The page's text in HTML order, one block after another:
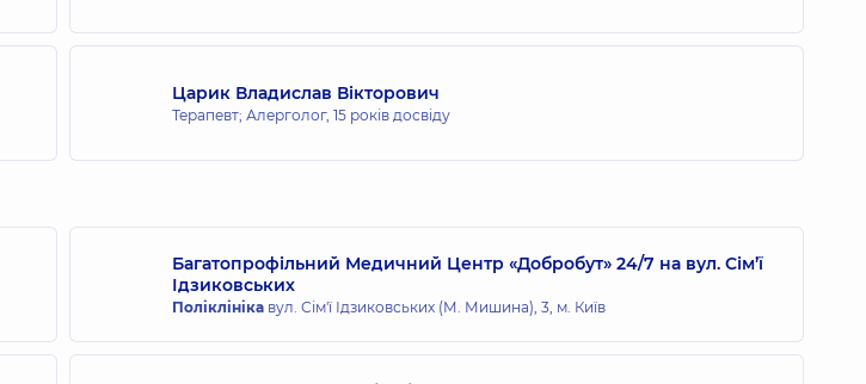
Царик Владислав Вікторович
Терапевт; Алерголог, 15 років досвіду
Багатопрофільний Медичний Центр «Добробут» 24/7 на вул. Сім’ї
Ідзиковських
Поліклініка вул. Сім'ї Ідзиковських (М. Мишина), 3, м. Київ